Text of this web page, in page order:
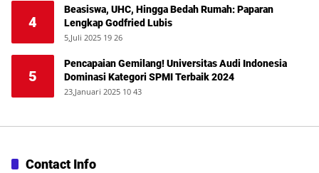
4
Beasiswa, UHC, Hingga Bedah Rumah: Paparan
Lengkap Godfried Lubis
5,Juli 2025 19 26
5
Pencapaian Gemilang! Universitas Audi Indonesia
Dominasi Kategori SPMI Terbaik 2024
23,Januari 2025 10 43
Contact Info